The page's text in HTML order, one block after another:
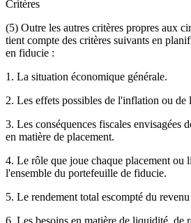
Critères
(5) Outre les autres critères propres aux
tient compte des critères suivants en
en fiducie :
1. La situation économique générale.
2. Les effets possibles de l'inflation ou de
3. Les conséquences fiscales envisagées
en matière de placement.
4. Le rôle que joue chaque placement ou
l'ensemble du portefeuille de fiducie.
5. Le rendement total escompté du